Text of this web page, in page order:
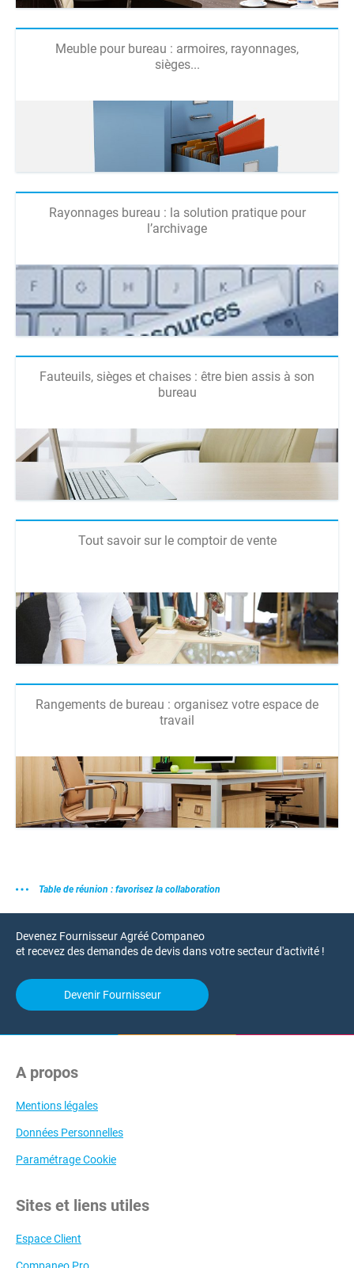
Meuble pour bureau : armoires, rayonnages,
sièges...
Rayonnages bureau : la solution pratique pour
l’archivage
Fauteuils, sièges et chaises : être bien assis à son
bureau
Tout savoir sur le comptoir de vente
Rangements de bureau : organisez votre espace de
travail
Table de réunion : favorisez la collaboration
Devenez Fournisseur Agréé Companeo
et recevez des demandes de devis dans votre secteur d'activité !
Devenir Fournisseur
A propos
Mentions légales
Données Personnelles
Paramétrage Cookie
Sites et liens utiles
Espace Client
Companeo Pro